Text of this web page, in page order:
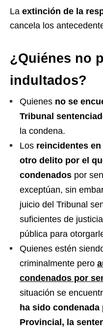
La extinción de la
cancela los
¿Quiénes no
indultados?
Quienes no se
Tribunal
la condena.
Los reincidentes
otro delito por el
condenados por
exceptúan, sin
juicio del Tribunal
suficientes de
pública para
Quienes estén
criminalmente pero
condenados por
situación se
ha sido
Provincial, la